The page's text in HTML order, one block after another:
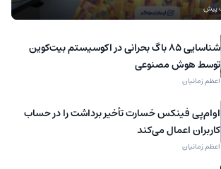
شناسایی ۸۵ باگ بحرانی در اکوسیستم بیت‌کوین
توسط هوش مصنوعی
اعظم زمانیان
اوام‌پی فینکس خسارت تأخیر برداشت را در حساب
کاربران اعمال می‌کند
اعظم زمانیان